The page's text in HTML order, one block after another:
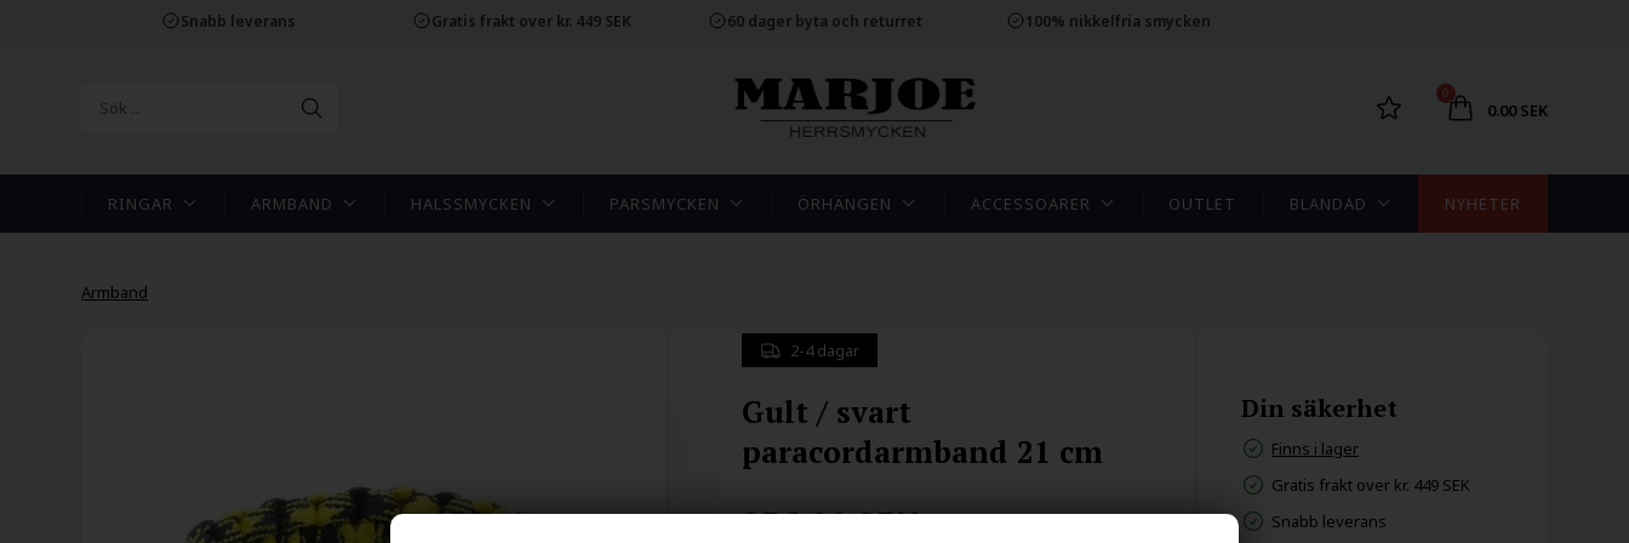
Snabb leverans Gratis frakt over kr. 449 SEK 60 dager byta och returret 100% nikkelfria smycken
0
0.00 SEK
RINGAR ARMBAND HALSSMYCKEN PARSMYCKEN ÖRHÄNGEN ACCESSOARER OUTLET BLANDAD NYHETER
Armband
2-4 dagar
Gult / svart
paracordarmband 21 cm
356.00SEK
Din säkerhet
Finns i lager
Gratis frakt over kr. 449 SEK
Snabb leverans